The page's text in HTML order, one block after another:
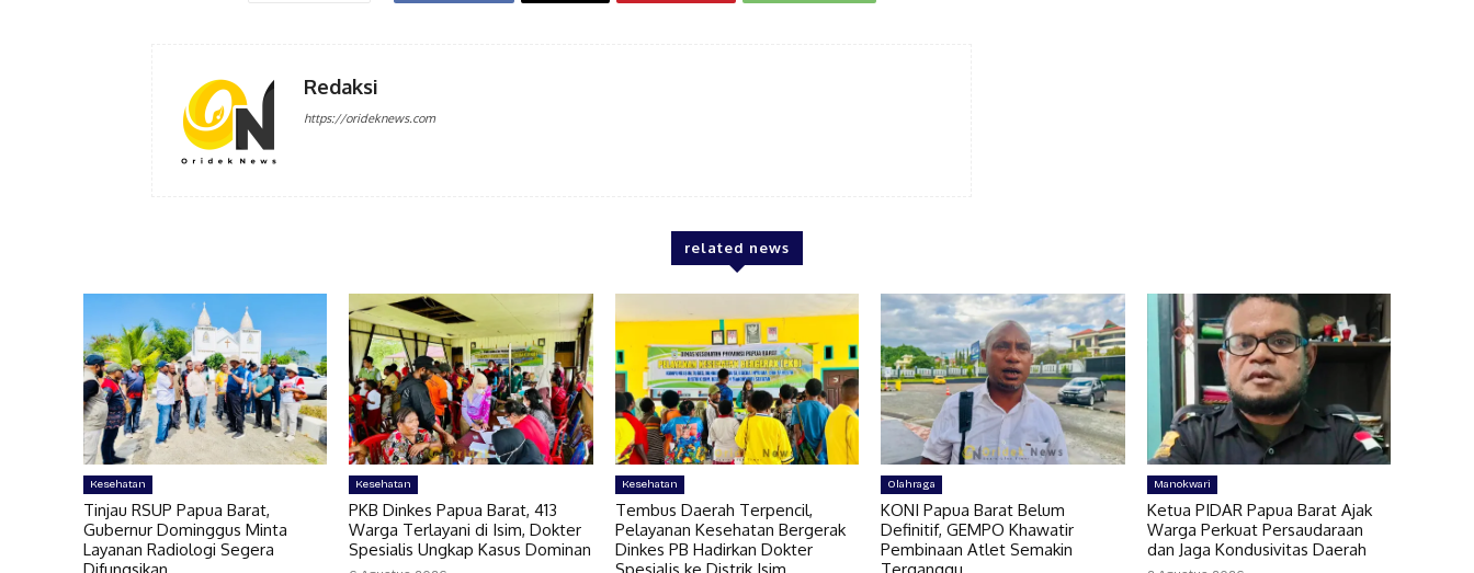
Redaksi
https://orideknews.com
related news
Kesehatan
Tinjau RSUP Papua Barat,
Gubernur Dominggus Minta
Layanan Radiologi Segera
Difungsikan
Kesehatan
PKB Dinkes Papua Barat, 413
Warga Terlayani di Isim, Dokter
Spesialis Ungkap Kasus Dominan
Kesehatan
Tembus Daerah Terpencil,
Pelayanan Kesehatan Bergerak
Dinkes PB Hadirkan Dokter
Spesialis ke Distrik Isim
Olahraga
KONI Papua Barat Belum
Definitif, GEMPO Khawatir
Pembinaan Atlet Semakin
Terganggu
Manokwari
Ketua PIDAR Papua Barat Ajak
Warga Perkuat Persaudaraan
dan Jaga Kondusivitas Daerah